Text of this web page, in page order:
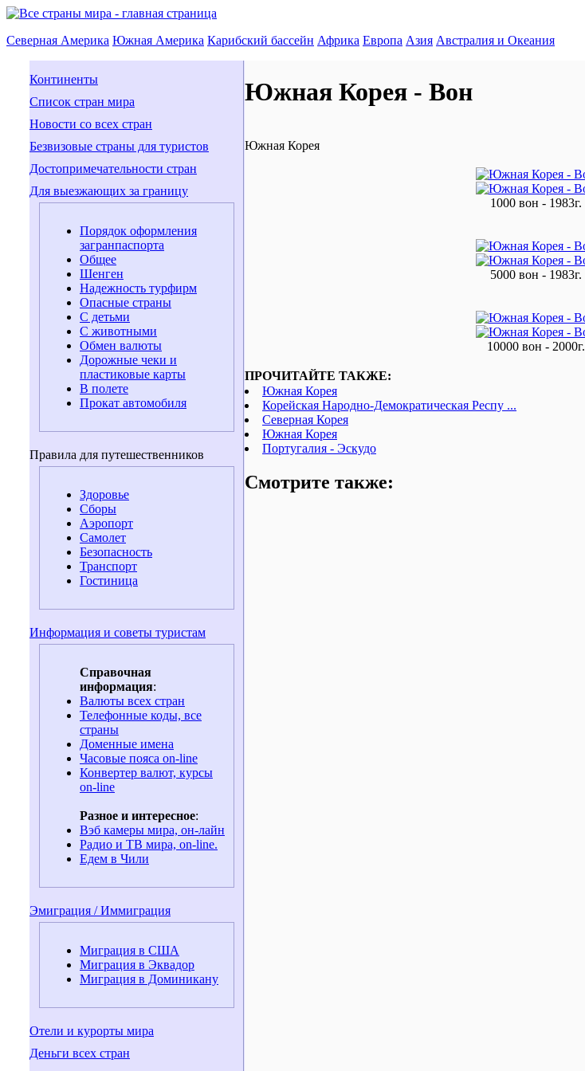
Северная Америка Южная Америка Карибский бассейн Африка Европа Азия Австралия и Океания
Континенты
Список стран мира
Новости со всех стран
Безвизовые страны для туристов
Достопримечательности стран
Для выезжающих за границу
Порядок оформления
загранпаспорта
Общее
Шенген
Надежность турфирм
Опасные страны
С детьми
С животными
Обмен валюты
Дорожные чеки и
пластиковые карты
В полете
Прокат автомобиля
Правила для путешественников
Здоровье
Сборы
Аэропорт
Самолет
Безопасность
Транспорт
Гостиница
Информация и советы туристам
Справочная
информация:
Валюты всех стран
Телефонные коды, все
страны
Доменные имена
Часовые пояса on-line
Конвертер валют, курсы
on-line
Разное и интересное:
Вэб камеры мира, он-лайн
Радио и ТВ мира, on-line.
Едем в Чили
Эмиграция / Иммиграция
Миграция в США
Миграция в Эквадор
Миграция в Доминикану
Отели и курорты мира
Деньги всех стран
Южная Корея - Вон
Южная Корея
1000 вон - 1983г.
5000 вон - 1983г.
10000 вон - 2000г.
ПРОЧИТАЙТЕ ТАКЖЕ:
Южная Корея
Корейская Народно-Демократическая Респу ...
Северная Корея
Южная Корея
Португалия - Эскудо
Смотрите также: